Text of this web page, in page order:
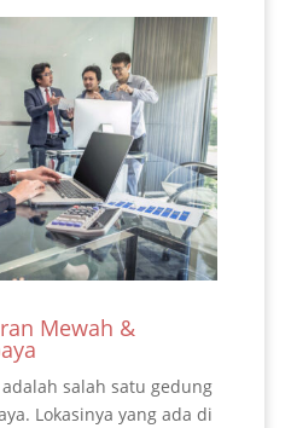
Mewah &
salah satu gedung
Lokasinya yang ada di